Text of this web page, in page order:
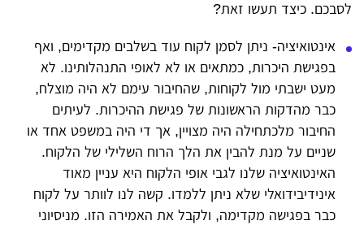
לסבכם. כיצד תעשו זאת?
אינטואיציה- ניתן לסמן לקוח עוד בשלבים מקדימים, ואף
בפגישת היכרות, כמתאים או לא לאופי התנהלותינו. לא
מעט ישבתי מול לקוחות, שהחיבור עימם לא היה מוצלח,
כבר מהדקות הראשונות של פגישת ההיכרות. לעיתים
החיבור מלכתחילה היה מצויין, אך די היה במשפט אחד או
שניים על מנת להבין את הלך הרוח השלילי של הלקוח.
האינטואיציה שלנו לגבי אופי הלקוח היא עניין מאוד
אינידיבידואלי שלא ניתן ללמדו. קשה לנו לוותר על לקוח
כבר בפגישה מקדימה, ולקבל את האמירה הזו. מניסיוני